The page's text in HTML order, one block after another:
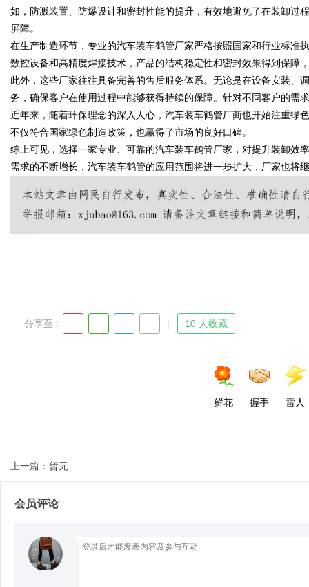
!
如，防溅装置、防爆设计和密封性能的提升，有效地避免了在装卸过
屏障。
在生产制造环节，专业的汽车装车鹤管厂家严格按照国家和行业标准
数控设备和高精度焊接技术，产品的结构稳定性和密封效果得到保障
此外，这些厂家往往具备完善的售后服务体系。无论是在设备安装、
务，确保客户在使用过程中能够获得持续的保障。针对不同客户的需
近年来，随着环保理念的深入人心，汽车装车鹤管厂商也开始注重绿
不仅符合国家绿色制造政策，也赢得了市场的良好口碑。
综上可见，选择一家专业、可靠的汽车装车鹤管厂家，对提升装卸效
需求的不断增长，汽车装车鹤管的应用范围将进一步扩大，厂家也将
分享至 : 10 人收藏
鲜花 握手 雷人
上一篇：暂无
会员评论